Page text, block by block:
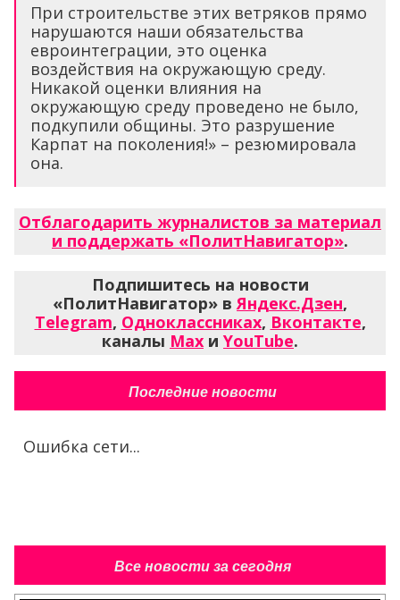
При строительстве этих ветряков прямо
нарушаются наши обязательства
евроинтеграции, это оценка
воздействия на окружающую среду.
Никакой оценки влияния на
окружающую среду проведено не было,
подкупили общины. Это разрушение
Карпат на поколения!» – резюмировала
она.
Отблагодарить журналистов за материал
и поддержать «ПолитНавигатор».
Подпишитесь на новости
«ПолитНавигатор» вЯндекс.Дзен,
Telegram, Одноклассниках, Вконтакте,
каналы Max и YouTube.
Последние новости
Ошибка сети...
Все новости за сегодня